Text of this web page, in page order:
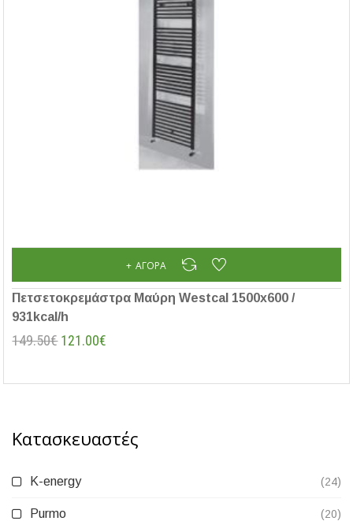
Πετσετοκρεμάστρα Μαύρη Westcal 1500x600 /
931kcal/h
149.50€ 121.00€
ΑΓΟΡΆ
Κατασκευαστές
K-energy (24)
Purmo (20)